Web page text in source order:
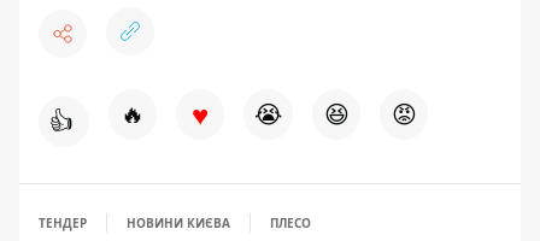
👍 🔥 ♥ 😭 😆 😡
ТЕНДЕР НОВИНИ КИЄВА ПЛЕСО